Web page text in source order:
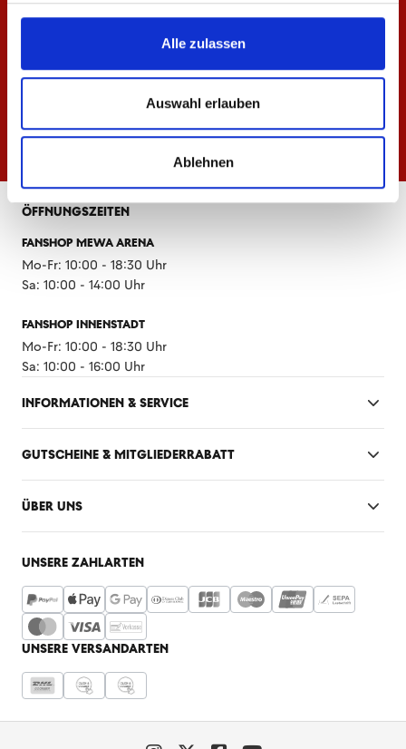
Alle zulassen
Auswahl erlauben
Ablehnen
ÖFFNUNGSZEITEN
FANSHOP MEWA ARENA
Mo-Fr: 10:00 - 18:30 Uhr
Sa: 10:00 - 14:00 Uhr
FANSHOP INNENSTADT
Mo-Fr: 10:00 - 18:30 Uhr
Sa: 10:00 - 16:00 Uhr
INFORMATIONEN & SERVICE
GUTSCHEINE & MITGLIEDERRABATT
ÜBER UNS
UNSERE ZAHLARTEN
UNSERE VERSANDARTEN